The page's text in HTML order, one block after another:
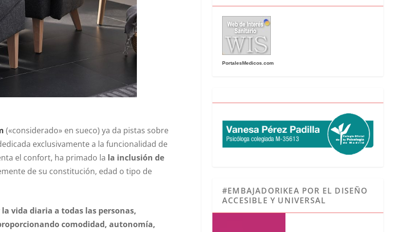
(«considerado» en sueco) ya da pistas sobre
exclusivamente a la funcionalidad de
el confort, ha primado la la inclusión de
de su constitución, edad o tipo de
vida diaria a todas las personas,
comodidad, autonomía,
PortalesMedicos.com
#EMBAJADORIKEA POR EL DISEÑO
ACCESIBLE Y UNIVERSAL